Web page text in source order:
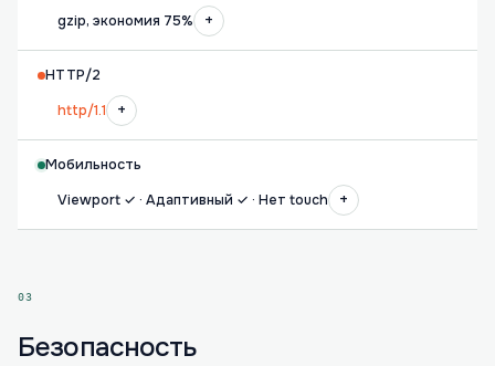
gzip, экономия 75%
+
HTTP/2
http/1.1
+
Мобильность
Viewport ✓ · Адаптивный ✓ · Нет touch
+
03
Безопасность